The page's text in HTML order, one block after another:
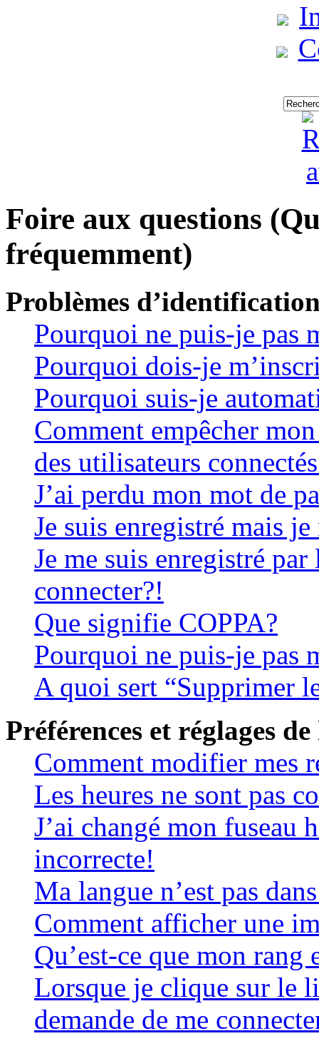
Foire aux questions
fréquemment)
Problèmes
Pourquoi ne puis-je pas
Pourquoi dois-je
Pourquoi suis-je
Comment empêcher
des utilisateurs
J’ai perdu mon mot de
Je suis enregistré mais
Je me suis enregistré
connecter?!
Que signifie COPPA?
Pourquoi ne puis-je pas
A quoi sert “Supprimer
Préférences et réglages
Comment modifier mes
Les heures ne sont pas
J’ai changé mon fuseau
incorrecte!
Ma langue n’est pas
Comment afficher une
Qu’est-ce que mon
Lorsque je clique sur le
demande de me